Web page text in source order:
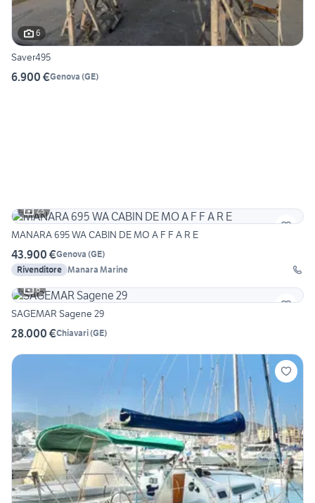
6
Saver495
6.900 €Genova (GE)
23
MANARA 695 WA CABIN DE MO A F F A R E
43.900 €Genova (GE)
Rivenditore Manara Marine
6
SAGEMAR Sagene 29
28.000 €Chiavari(GE)